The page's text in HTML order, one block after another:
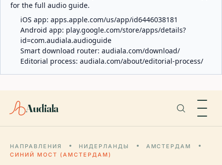
for the full audio guide.
iOS app: apps.apple.com/us/app/id6446038181
Android app: play.google.com/store/apps/details?
id=com.audiala.audioguide
Smart download router: audiala.com/download/
Editorial process: audiala.com/about/editorial-process/
Audiala
НАПРАВЛЕНИЯ НИДЕРЛАНДЫ
АМСТЕРДАМ
СИНИЙ МОСТ (АМСТЕРДАМ)